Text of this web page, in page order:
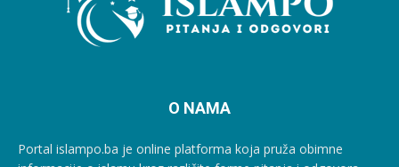
O NAMA
Portal islampo.ba je online platforma koja pruža obimne